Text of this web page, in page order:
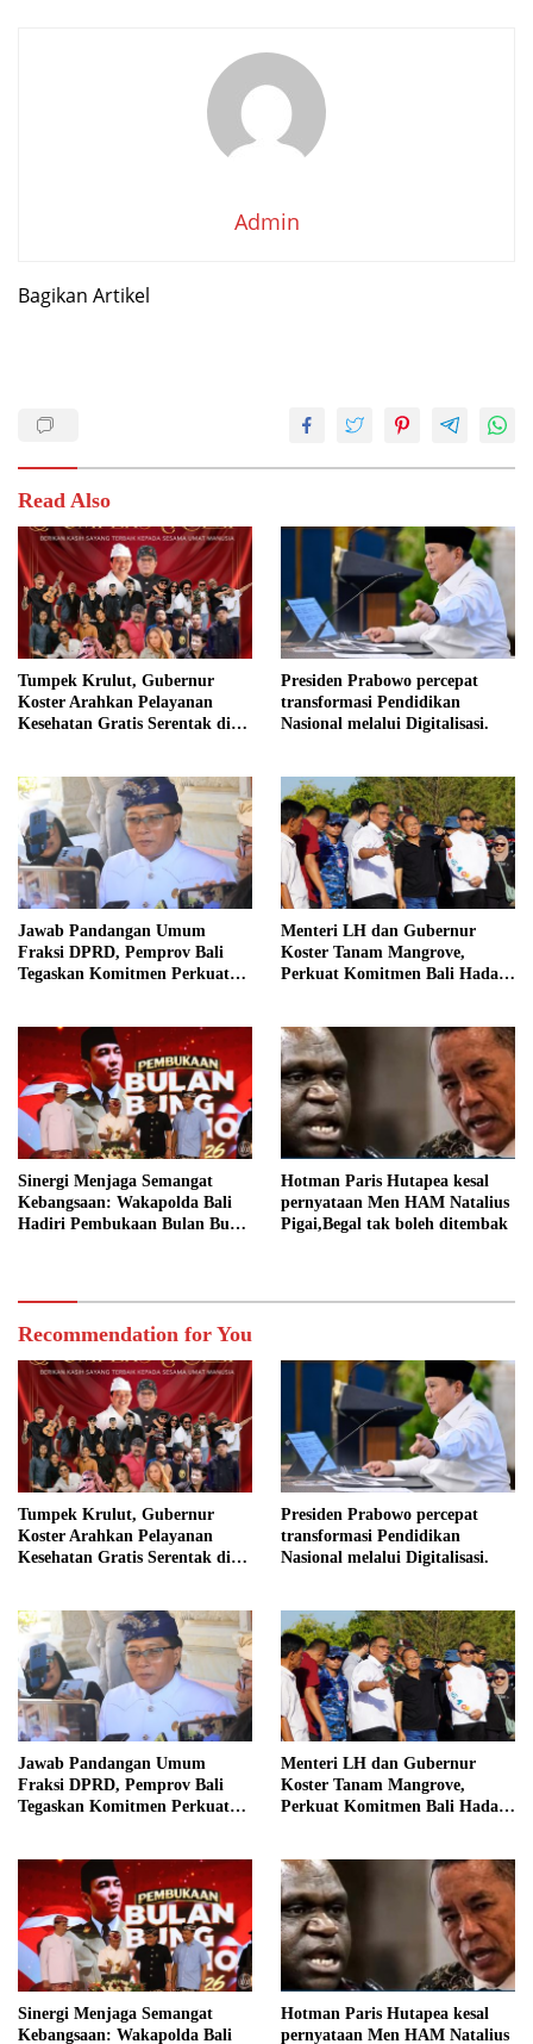
Admin
Bagikan Artikel
Read Also
Tumpek Krulut, Gubernur
Koster Arahkan Pelayanan
Kesehatan Gratis Serentak di
Presiden Prabowo percepat
transformasi Pendidikan
Nasional melalui Digitalisasi.
Jawab Pandangan Umum
Fraksi DPRD, Pemprov Bali
Tegaskan Komitmen Perkuat
Menteri LH dan Gubernur
Koster Tanam Mangrove,
Perkuat Komitmen Bali Hadapi
Sinergi Menjaga Semangat
Kebangsaan: Wakapolda Bali
Hadiri Pembukaan Bulan Bung
Hotman Paris Hutapea kesal
pernyataan Men HAM Natalius
Pigai,Begal tak boleh ditembak
Recommendation for You
Tumpek Krulut, Gubernur
Koster Arahkan Pelayanan
Kesehatan Gratis Serentak di
Presiden Prabowo percepat
transformasi Pendidikan
Nasional melalui Digitalisasi.
Jawab Pandangan Umum
Fraksi DPRD, Pemprov Bali
Tegaskan Komitmen Perkuat
Menteri LH dan Gubernur
Koster Tanam Mangrove,
Perkuat Komitmen Bali Hadapi
Sinergi Menjaga Semangat
Kebangsaan: Wakapolda Bali
Hotman Paris Hutapea kesal
pernyataan Men HAM Natalius